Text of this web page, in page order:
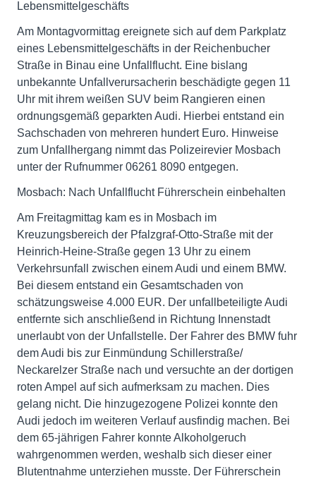
Lebensmittelgeschäfts
Am Montagvormittag ereignete sich auf dem Parkplatz
eines Lebensmittelgeschäfts in der Reichenbucher
Straße in Binau eine Unfallflucht. Eine bislang
unbekannte Unfallverursacherin beschädigte gegen 11
Uhr mit ihrem weißen SUV beim Rangieren einen
ordnungsgemäß geparkten Audi. Hierbei entstand ein
Sachschaden von mehreren hundert Euro. Hinweise
zum Unfallhergang nimmt das Polizeirevier Mosbach
unter der Rufnummer 06261 8090 entgegen.
Mosbach: Nach Unfallflucht Führerschein einbehalten
Am Freitagmittag kam es in Mosbach im
Kreuzungsbereich der Pfalzgraf-Otto-Straße mit der
Heinrich-Heine-Straße gegen 13 Uhr zu einem
Verkehrsunfall zwischen einem Audi und einem BMW.
Bei diesem entstand ein Gesamtschaden von
schätzungsweise 4.000 EUR. Der unfallbeteiligte Audi
entfernte sich anschließend in Richtung Innenstadt
unerlaubt von der Unfallstelle. Der Fahrer des BMW fuhr
dem Audi bis zur Einmündung Schillerstraße/
Neckarelzer Straße nach und versuchte an der dortigen
roten Ampel auf sich aufmerksam zu machen. Dies
gelang nicht. Die hinzugezogene Polizei konnte den
Audi jedoch im weiteren Verlauf ausfindig machen. Bei
dem 65-jährigen Fahrer konnte Alkoholgeruch
wahrgenommen werden, weshalb sich dieser einer
Blutentnahme unterziehen musste. Der Führerschein